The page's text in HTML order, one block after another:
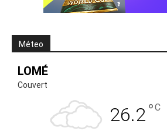
Méteo
LOMÉ
Couvert
26.2°C